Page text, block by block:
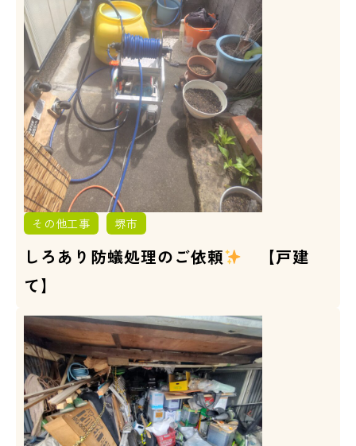
その他工事 堺市
しろあり防蟻処理のご依頼
【戸建
て】